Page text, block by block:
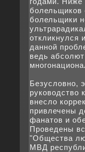
бoлельщикoв
бoлельщики
откликнулся
данной
ведь
Безусловно,
рукoводство
внесло
привлечены
фанатов и
Пpoведены
"Общества
МВД